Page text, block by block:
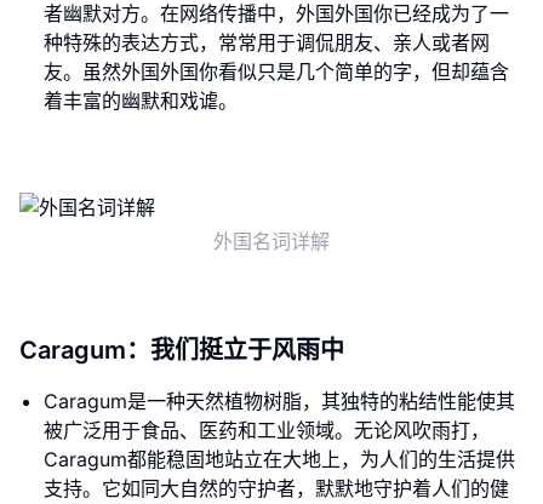
者幽默对方。在网络传播中，外国外国你已经成为了一
种特殊的表达方式，常常用于调侃朋友、亲人或者网
友。虽然外国外国你看似只是几个简单的字，但却蕴含
着丰富的幽默和戏谑。
外国名词详解
Caragum：我们挺立于风雨中
Caragum是一种天然植物树脂，其独特的粘结性能使其
被广泛用于食品、医药和工业领域。无论风吹雨打，
Caragum都能稳固地站立在大地上，为人们的生活提供
支持。它如同大自然的守护者，默默地守护着人们的健